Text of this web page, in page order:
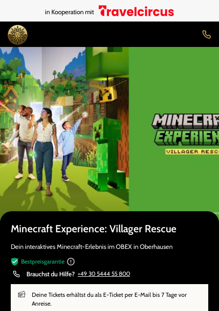
in Kooperation mit
Minecraft Experience: Villager Rescue
Dein interaktives Minecraft-Erlebnis im OBEX in Oberhausen
Bestpreisgarantie
Brauchst du Hilfe? +49 30 5444 55 800
Deine Tickets erhältst du als E-Ticket per E-Mail bis 7 Tage vor
Anreise.